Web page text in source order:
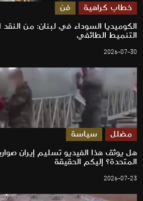
خطاب كراهية فن
الكوميديا السوداء في لبنان: من
التنميط الطائفي
2026-07-30
مضلل سياسة
هل يوثق هذا الفيديو تسليم إيران
المتحدة؟ إليكم الحقيقة
2026-07-23